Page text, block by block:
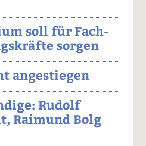
soll für Fach-
sorgen
angestiegen
Rudolf
Raimund Bolg